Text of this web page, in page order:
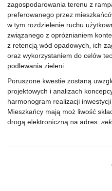
zagospodarowania terenu z
preferowanego przez
w tym rozdzielenie ruchu
związanego z opróżnianiem
z retencją wód opadowych, ich
oraz wykorzystaniem do celów
podlewania zieleni.
Poruszone kwestie zostaną
projektowych i analizach
harmonogram realizacji
Mieszkańcy mają moż liwość
drogą elektroniczną na adres: